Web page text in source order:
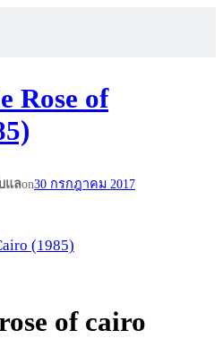
Rose of
แลon30 กรกฎาคม 2017